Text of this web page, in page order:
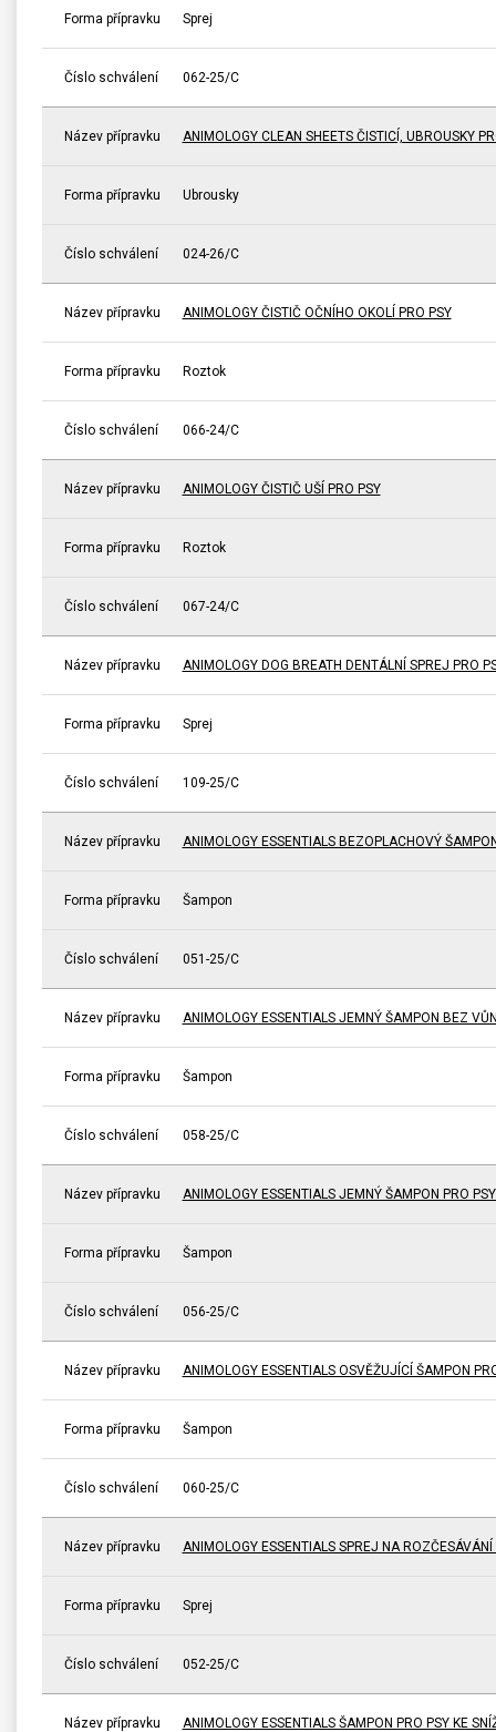
Forma přípravku Sprej
Číslo schválení 062-25/C
Název přípravku ANIMOLOGY CLEAN SHEETS ČISTICÍ, UBROUSKY
Forma přípravku Ubrousky
Číslo schválení 024-26/C
Název přípravku ANIMOLOGY ČISTIČ OČNÍHO OKOLÍ PRO PSY
Forma přípravku Roztok
Číslo schválení 066-24/C
Název přípravku ANIMOLOGY ČISTIČ UŠÍ PRO PSY
Forma přípravku Roztok
Číslo schválení 067-24/C
Název přípravku ANIMOLOGY DOG BREATH DENTÁLNÍ SPREJ PRO
Forma přípravku Sprej
Číslo schválení 109-25/C
Název přípravku ANIMOLOGY ESSENTIALS BEZOPLACHOVÝ
Forma přípravku Šampon
Číslo schválení 051-25/C
Název přípravku ANIMOLOGY ESSENTIALS JEMNÝ ŠAMPON BEZ
Forma přípravku Šampon
Číslo schválení 058-25/C
Název přípravku ANIMOLOGY ESSENTIALS JEMNÝ ŠAMPON PRO
Forma přípravku Šampon
Číslo schválení 056-25/C
Název přípravku ANIMOLOGY ESSENTIALS OSVĚŽUJÍCÍ ŠAMPON
Forma přípravku Šampon
Číslo schválení 060-25/C
Název přípravku ANIMOLOGY ESSENTIALS SPREJ NA ROZČESÁVÁNÍ
Forma přípravku Sprej
Číslo schválení 052-25/C
Název přípravku ANIMOLOGY ESSENTIALS ŠAMPON PRO PSY KE